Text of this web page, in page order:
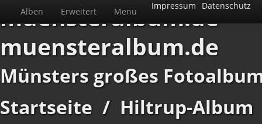
Alben Erweitert Menü
Impressum Datenschutz
muensteralbum.de
muensteralbum.de
Münsters großes
Startseite / Hiltrup-Album